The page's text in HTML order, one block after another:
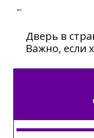
←
Дверь в
Важно, если